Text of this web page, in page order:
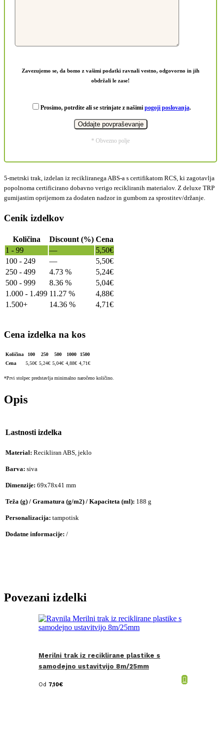
Zavezujemo se, da bomo z vašimi podatki ravnali vestno, odgovorno in jih
obdržali le zase!
Prosimo, potrdite ali se strinjate z našimi pogoji poslovanja.
* Obvezno polje
5-metrski trak, izdelan iz recikliranega ABS-a s certifikatom RCS, ki zagotavlja
popolnoma certificirano dobavno verigo recikliranih materialov. Z deluxe TRP
gumijastim oprijemom za dodaten nadzor in gumbom za sprostitev/držanje.
Cenik izdelkov
Količina Discount (%) Cena
1 - 99
— 5,50€
100 - 249
— 5,50€
250 - 499
4.73 % 5,24€
500 - 999
8.36 % 5,04€
1.000 - 1.499 11.27 % 4,88€
1.500+
14.36 % 4,71€
Cena izdelka na kos
Količina 100 250 500 1000
1500
Cena
5,50€ 5,24€ 5,04€ 4,88€ 4,71€
*Prvi stolpec predstavlja minimalno naročeno količino.
Opis
Lastnosti izdelka
Material: Recikliran ABS, jeklo
Barva: siva
Dimenzije: 69x78x41 mm
Teža (g) / Gramatura (g/m2) / Kapaciteta (ml): 188 g
Personalizacija: tampotisk
Dodatne informacije: /
Povezani izdelki
Merilni trak iz reciklirane plastike s
samodejno ustavitvijo 8m/25mm
Od 7,10€